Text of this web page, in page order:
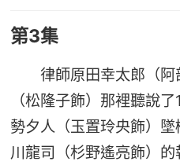
第3集
律師原田幸太郎（
（松隆子飾）那裡聽說
勢夕人（玉置玲央飾）
川龍司（杉野遙亮飾）